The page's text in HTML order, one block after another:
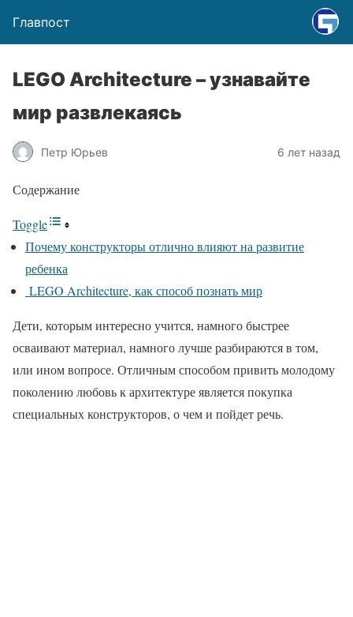
Главпост
LEGO Architecture – узнавайте
мир развлекаясь
Петр Юрьев 6 лет назад
Содержание
Toggle
Почему конструкторы отлично влияют на развитие
ребенка
LEGO Architecture, как способ познать мир
Дети, которым интересно учится, намного быстрее
осваивают материал, намного лучше разбираются в том,
или ином вопросе. Отличным способом привить молодому
поколению любовь к архитектуре является покупка
специальных конструкторов, о чем и пойдет речь.